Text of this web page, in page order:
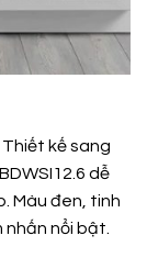
Thiết kế sang
dễ
Màu đen, tinh
nổi bật.